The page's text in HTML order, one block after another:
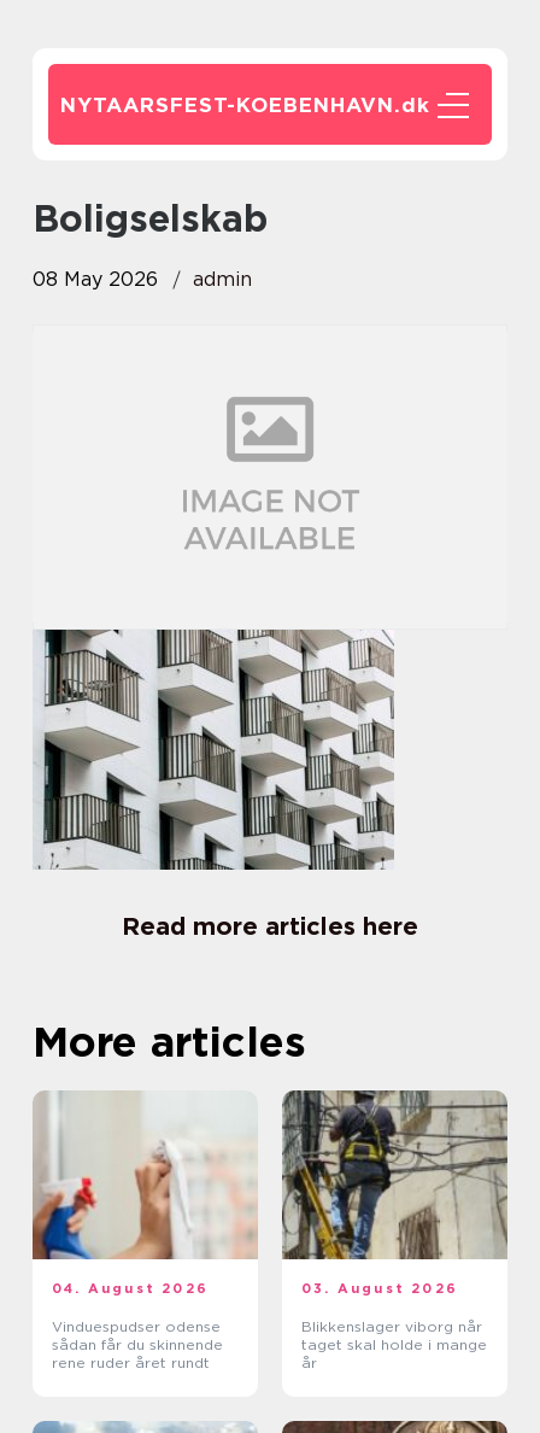
NYTAARSFEST-KOEBENHAVN.dk
boligselskab
08 May 2026 admin
Read more articles here
More articles
04. August 2026
Vinduespudser odense
sådan får du skinnende
rene ruder året rundt
03. August 2026
Blikkenslager viborg når
taget skal holde i mange
år